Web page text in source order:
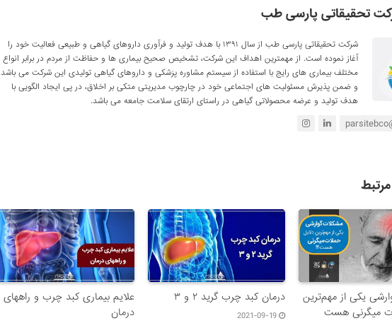
تحقیقاتی پارسی طب
شرکت تحقیقاتی پارسی طب از سال ۱۳۹۱ با هدف تولید و فرآوری داروهای گیاهی و طبیعی فعالیت خود را
آغاز نموده است. از مهمترین اهداف این شرکت، تشخیص صحیح بیماری ها و حفاظت از مردم در برابر انواع
مختلف بیماری های رایج با استفاده از سیستم مشاوره پزشکی و داروهای گیاهی تولیدی این شرکت می باشد
و ضمن پذیرش مسئولیت های اجتماعی خود در چارچوب مدیریتی متکی بر اخلاق، در پی ایجاد الگویی با
هدف تولید و عرضه محصولاتی گیاهی در راستای ارتقای سلامت جامعه می باشد.
یکی از مهم‌ترین
میگرنی هست
درمان کبد چرب گرید ۲ و ۳
2021-09-19
علایم بیماری کبد چرب و راههای
درمان